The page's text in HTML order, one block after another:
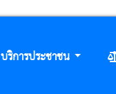
บริการประชาชน